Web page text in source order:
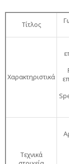
Τίτλος
Χαρακτηριστικά
Τεχνικά